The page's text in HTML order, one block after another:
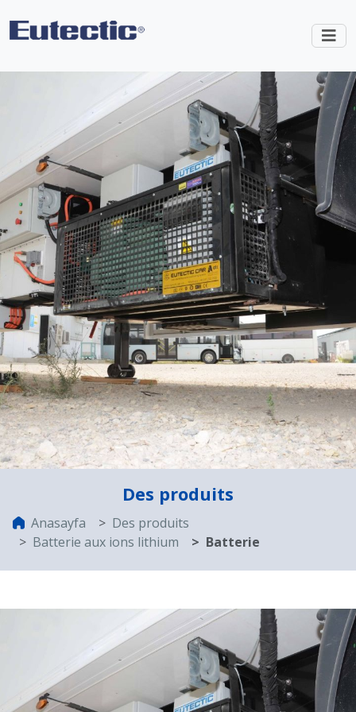
Des produits
Anasayfa
Des produits
Batterie aux ions lithium
Batterie